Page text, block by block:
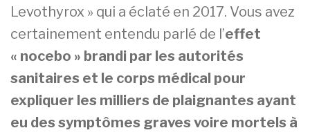
Levothyrox » qui a éclaté en 2017. Vous avez
certainement entendu parlé de l’effet
« nocebo » brandi par les autorités
sanitaires et le corps médical pour
expliquer les milliers de plaignantes ayant
eu des symptômes graves voire mortels à